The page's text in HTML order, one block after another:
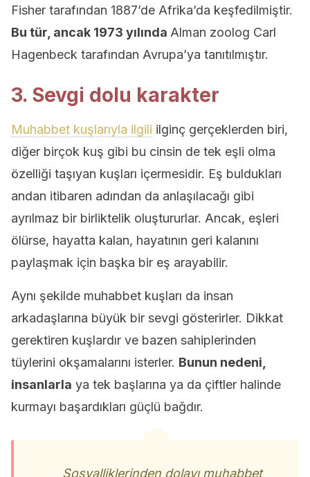
Fisher tarafından 1887’de Afrika’da keşfedilmiştir.
Bu tür , ancak 1973 yılında Alman zoolog Carl
Hagenbeck tarafından Avrupa’ya tanıtılmıştır.
3. Sevgi dolu karakter
Muhabbet kuşlarıyla ilgili ilginç gerçeklerden biri,
diğer birçok kuş gibi bu cinsin de tek eşli olma
özelliği taşıyan kuşları içermesidir. Eş buldukları
andan itibaren adından da anlaşılacağı gibi
ayrılmaz bir birliktelik oluştururlar. Ancak, eşleri
ölürse, hayatta kalan, hayatının geri kalanını
paylaşmak için başka bir eş arayabilir.
Aynı şekilde muhabbet kuşları da insan
arkadaşlarına büyük bir sevgi gösterirler. Dikkat
gerektiren kuşlardır ve bazen sahiplerinden
tüylerini okşamalarını isterler. Bunun nedeni,
insanlarla ya tek başlarına ya da çiftler halinde
kurmayı başardıkları güçlü bağdır.
Sosyalliklerinden dolayı muhabbet